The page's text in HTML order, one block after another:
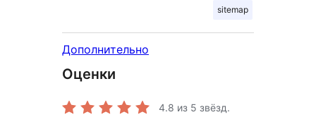
sitemap
Дополнительно
Оценки
4.8 из 5 звёзд.